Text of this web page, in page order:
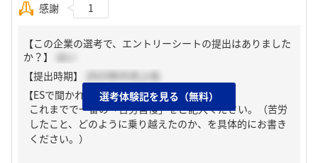
感謝
1
【この企業の選考で、エントリーシートの提出はありました
か？】
はい
【提出時期】
2023年05月上旬
【ESで聞かれた質問】
これまでで一番の「苦労自慢」をご記入ください。（苦労
したこと、どのように乗り越えたのか、を具体的にお書き
ください。）
選考体験記を見る（無料）